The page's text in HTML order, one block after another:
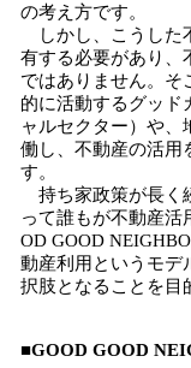
の考え方です。
しかし、こうした
有する必要があり、
ではありません。そ
的に活動するグッド
ャルセクター）や、
働し、不動産の活用
す。
持ち家政策が長く
って誰もが不動産活
OD GOOD
動産利用というモデ
択肢となることを目
■GOOD GOOD